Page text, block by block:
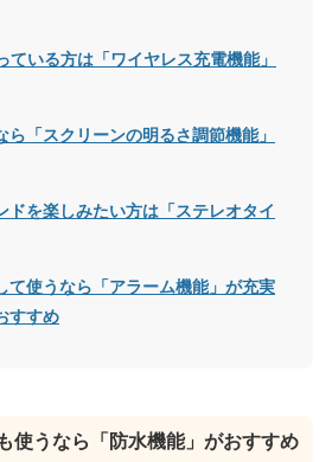
ている方は「ワイヤレス充電機能」
ら「スクリーンの明るさ調節機能」
ドを楽しみたい方は「ステレオタイ
て使うなら「アラーム機能」が充実
すすめ
使うなら「防水機能」がおすすめ